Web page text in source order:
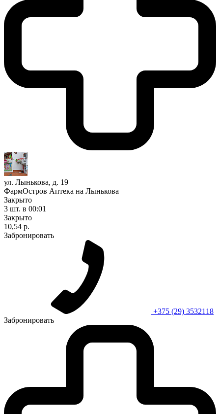
ул. Лынькова, д. 19
ФармОстров Аптека на Лынькова
Закрыто
3 шт. в 00:01
Закрыто
10,54 р.
Забронировать
+375 (29) 3532118
Забронировать